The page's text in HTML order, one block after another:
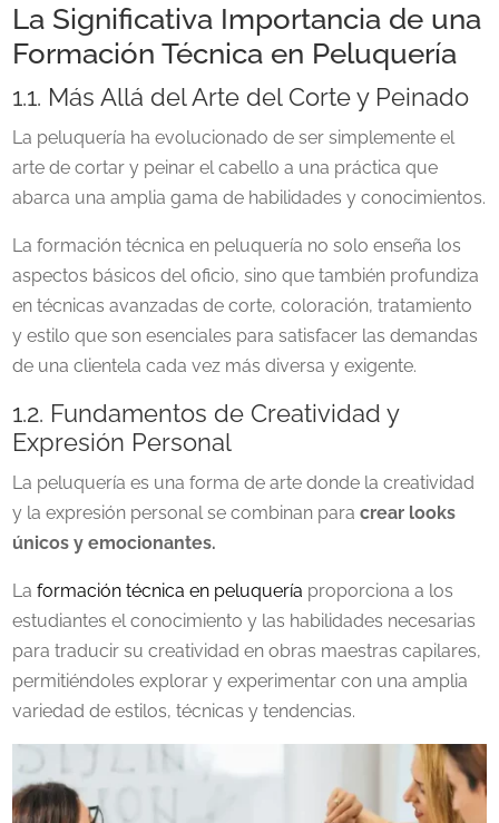
La Significativa Importancia de una
Formación Técnica en Peluquería
1.1. Más Allá del Arte del Corte y Peinado
La peluquería ha evolucionado de ser simplemente el
arte de cortar y peinar el cabello a una práctica que
abarca una amplia gama de habilidades y conocimientos.
La formación técnica en peluquería no solo enseña los
aspectos básicos del oficio, sino que también profundiza
en técnicas avanzadas de corte, coloración, tratamiento
y estilo que son esenciales para satisfacer las demandas
de una clientela cada vez más diversa y exigente.
1.2. Fundamentos de Creatividad y
Expresión Personal
La peluquería es una forma de arte donde la creatividad
y la expresión personal se combinan paracrear looks
únicos y emocionantes.
La formación técnica en peluquería proporciona a los
estudiantes el conocimiento y las habilidades necesarias
para traducir su creatividad en obras maestras capilares,
permitiéndoles explorar y experimentar con una amplia
variedad de estilos, técnicas y tendencias.